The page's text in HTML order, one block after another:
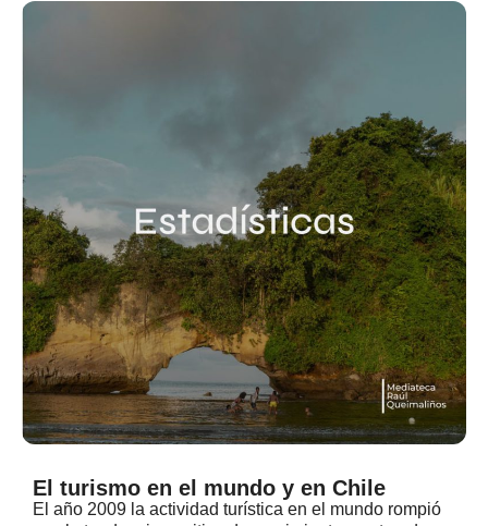
El turismo en el mundo y en Chile
El año 2009 la actividad turística en el mundo rompió